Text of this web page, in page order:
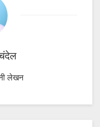
लेखन